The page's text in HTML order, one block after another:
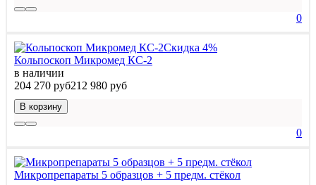
0
Скидка 4%
Кольпоскоп Микромед КС-2
в наличии
204 270 руб212 980 руб
В корзину
0
Микропрепараты 5 образцов + 5 предм. стёкол